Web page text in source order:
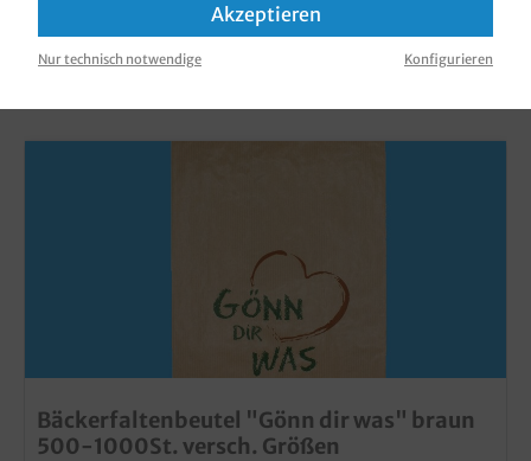
KUNDEN, DIE DIESES PRODUKT GEKAUFT
HABEN, HABEN AUCH DIESE PRODUKTE
Bäckerfaltenbeutel "Gönn dir was" braun
500-1000St. versch. Größen
Akzeptieren
Nur technisch notwendige Konfigurieren